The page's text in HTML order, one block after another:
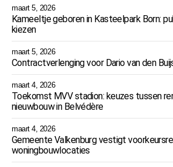
maart 5, 2026
Kameeltje geboren in Kasteelpark Born:
kiezen
maart 5, 2026
Contractverlenging voor Dario van den
maart 4, 2026
Toekomst MVV stadion: keuzes tussen
nieuwbouw in Belvédère
maart 4, 2026
Gemeente Valkenburg vestigt
woningbouwlocaties